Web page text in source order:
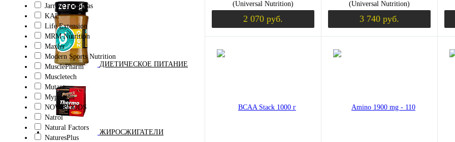
ДИЕТИЧЕСКОЕ ПИТАНИЕ
ЖИРОСЖИГАТЕЛИ
Jarrow Formulas
KAL
Life Extension
MRM Nutrition
Maxler
Modern Sports Nutrition
MusclePharm
Muscletech
Mutant
Myprotein
NOW FOODS
Natrol
Natural Factors
NaturesPlus
(Universal Nutrition)
2 070 руб.
Уведомить о поступлении
(Universal Nutrition)
3 740 руб.
Уведомить о